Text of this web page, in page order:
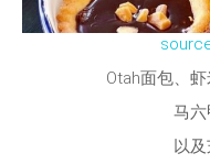
Otah面包、
马
以